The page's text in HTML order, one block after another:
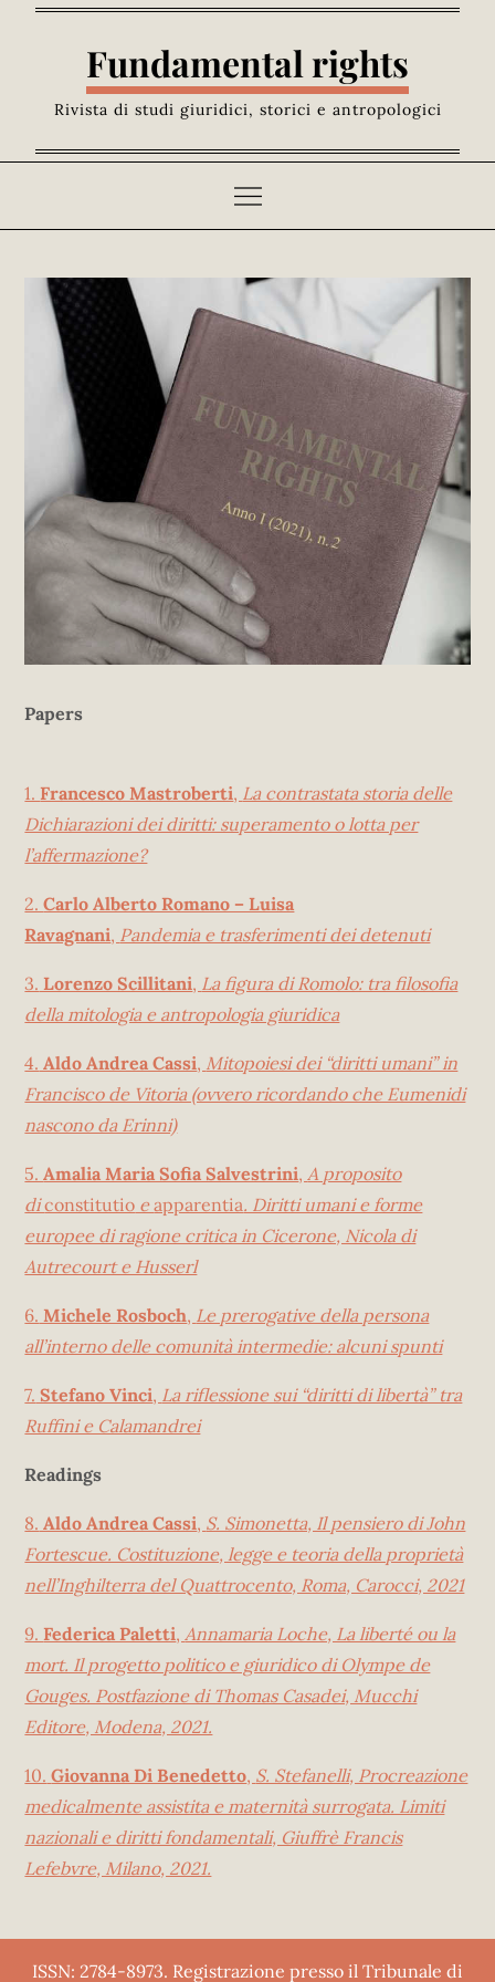
Fundamental rights
Rivista di studi giuridici, storici e antropologici
Papers
1.Francesco Mastroberti, La contrastata storia delle
Dichiarazioni dei diritti: superamento o lotta per
l’affermazione?
2.Carlo Alberto Romano – Luisa
Ravagnani, Pandemia e trasferimenti dei detenuti
3. Lorenzo Scillitani, La figura di Romolo: tra filosofia
della mitologia e antropologia giuridica
4. Aldo Andrea Cassi, Mitopoiesi dei “diritti umani” in
Francisco de Vitoria (ovvero ricordando che Eumenidi
nascono da Erinni)
5.Amalia Maria Sofia Salvestrini,A proposito
diconstitutio eapparentia. Diritti umani e forme
europee di ragione critica in Cicerone, Nicola di
Autrecourt e Husserl
6. Michele Rosboch, Le prerogative della persona
all’interno delle comunità intermedie: alcuni spunti
7. Stefano Vinci, La riflessione sui “diritti di libertà” tra
Ruffini e Calamandrei
Readings
8. Aldo Andrea Cassi, S. Simonetta, Il pensiero di John
Fortescue. Costituzione, legge e teoria della proprietà
nell’Inghilterra del Quattrocento, Roma, Carocci, 2021
9.Federica Paletti,Annamaria Loche, La liberté ou la
mort. Il progetto politico e giuridico di Olympe de
Gouges. Postfazione di Thomas Casadei, Mucchi
Editore, Modena, 2021.
10. Giovanna Di Benedetto, S. Stefanelli, Procreazione
medicalmente assistita e maternità surrogata. Limiti
nazionali e diritti fondamentali, Giuffrè Francis
Lefebvre, Milano, 2021.
ISSN: 2784-8973. Registrazione presso il Tribunale di